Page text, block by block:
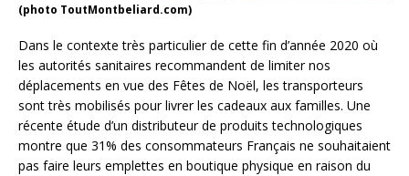
(photo ToutMontbeliard.com)
Dans le contexte très particulier de cette fin d’année 2020 où
les autorités sanitaires recommandent de limiter nos
déplacements en vue des Fêtes de Noël, les transporteurs
sont très mobilisés pour livrer les cadeaux aux familles. Une
récente étude d’un distributeur de produits technologiques
montre que 31% des consommateurs Français ne souhaitaient
pas faire leurs emplettes en boutique physique en raison du